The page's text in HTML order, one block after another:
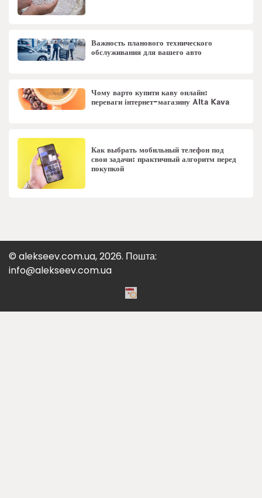
Важность планового технического
обслуживания для вашего авто
Чому варто купити каву онлайн:
переваги інтернет-магазину Alta Kava
Как выбрать мобильный телефон под
свои задачи: практичный алгоритм перед
покупкой
© alekseev.com.ua, 2026. Пошта:
info@alekseev.com.ua